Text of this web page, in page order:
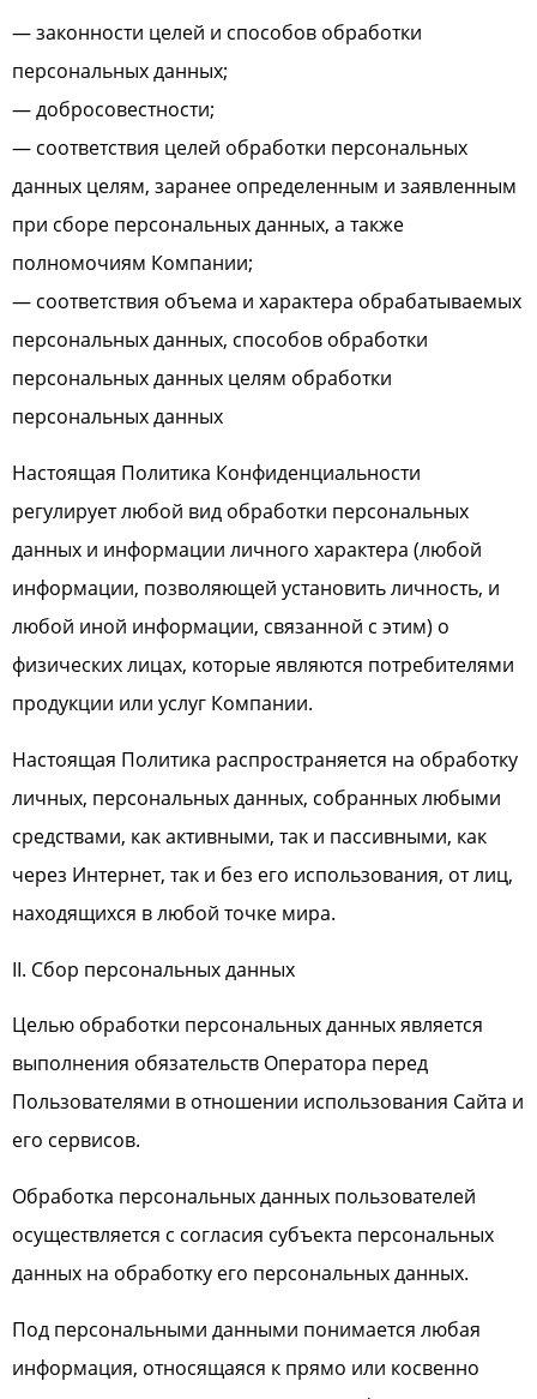
— законности целей и способов обработки
персональных данных;
— добросовестности;
— соответствия целей обработки персональных
данных целям, заранее определенным и заявленным
при сборе персональных данных, а также
полномочиям Компании;
— соответствия объема и характера обрабатываемых
персональных данных, способов обработки
персональных данных целям обработки
персональных данных
Настоящая Политика Конфиденциальности
регулирует любой вид обработки персональных
данных и информации личного характера (любой
информации, позволяющей установить личность, и
любой иной информации, связанной с этим) о
физических лицах, которые являются потребителями
продукции или услуг Компании.
Настоящая Политика распространяется на обработку
личных, персональных данных, собранных любыми
средствами, как активными, так и пассивными, как
через Интернет, так и без его использования, от лиц,
находящихся в любой точке мира.
II. Сбор персональных данных
Целью обработки персональных данных является
выполнения обязательств Оператора перед
Пользователями в отношении использования Сайта и
его сервисов.
Обработка персональных данных пользователей
осуществляется с согласия субъекта персональных
данных на обработку его персональных данных.
Под персональными данными понимается любая
информация, относящаяся к прямо или косвенно